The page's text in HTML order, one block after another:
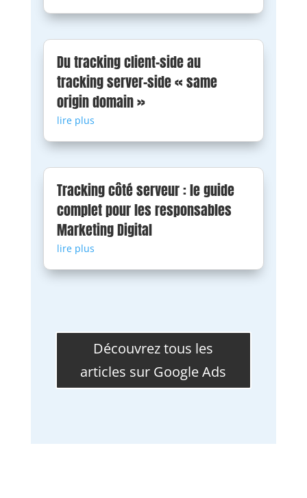
Du tracking client-side au
tracking server-side « same
origin domain »
lire plus
Tracking côté serveur : le guide
complet pour les responsables
Marketing Digital
lire plus
Découvrez tous les
articles sur Google Ads